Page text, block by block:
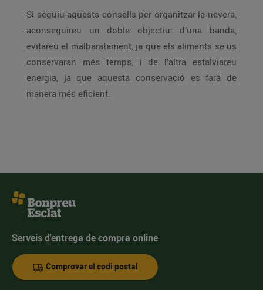
Si seguiu aquests consells per organitzar la nevera,
aconseguireu un doble objectiu: d’una banda,
evitareu el malbaratament, ja que els aliments se us
conservaran més temps, i de l’altra estalviareu
energia, ja que aquesta conservació es farà de
manera més eficient.
Serveis d'entrega de compra online
Comprovar el codi postal